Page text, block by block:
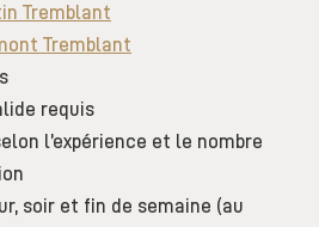
Tremblant
Tremblant
requis
l’expérience et le nombre
soir et fin de semaine (au